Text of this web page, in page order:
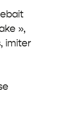
»,
imiter